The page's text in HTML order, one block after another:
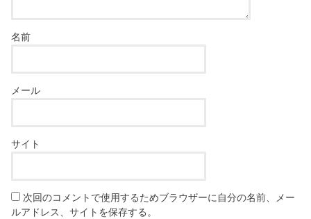
名前
メール
サイト
次回のコメントで使用するためブラウザーに自分の名前、メー
ルアドレス、サイトを保存する。